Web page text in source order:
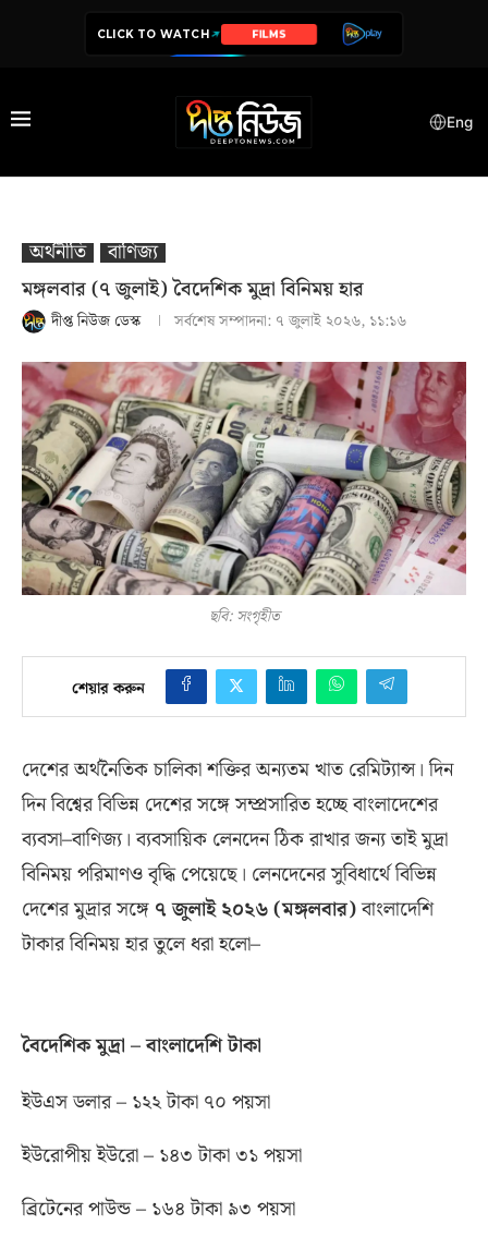
CLICK TO WATCH SERIES
Eng
অর্থনীতি
বাণিজ্য
মঙ্গলবার (৭ জুলাই) বৈদেশিক মুদ্রা বিনিময় হার
দীপ্ত নিউজ ডেস্ক সর্বশেষ সম্পাদনা: ৭ জুলাই ২০২৬, ১১:১৬
ছবি: সংগৃহীত
শেয়ার করুন
দেশের অর্থনৈতিক চালিকা শক্তির অন্যতম খাত রেমিট্যান্স। দিন
দিন বিশ্বের বিভিন্ন দেশের সঙ্গে সম্প্রসারিত হচ্ছে বাংলাদেশের
ব্যবসা–বাণিজ্য। ব্যবসায়িক লেনদেন ঠিক রাখার জন্য তাই মুদ্রা
বিনিময় পরিমাণও বৃদ্ধি পেয়েছে। লেনদেনের সুবিধার্থে বিভিন্ন
দেশের মুদ্রার সঙ্গে ৭ জুলাই ২০২৬(মঙ্গলবার)বাংলাদেশি
টাকার বিনিময় হার তুলে ধরা হলো–
বৈদেশিক মুদ্রা – বাংলাদেশি টাকা
ইউএস ডলার – ১২২ টাকা ৭০ পয়সা
ইউরোপীয় ইউরো – ১৪৩ টাকা ৩১ পয়সা
ব্রিটেনের পাউন্ড – ১৬৪ টাকা ৯৩ পয়সা